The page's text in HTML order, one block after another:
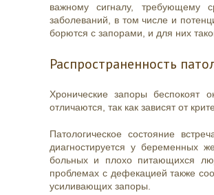
важному сигналу, требующему
заболеваний, в том числе и
борются с запорами, и для них
Распространенность
Хронические запоры беспокоят
отличаются, так как зависят от
Патологическое состояние
диагностируется у беременных
больных и плохо питающихся
проблемах с дефекацией также
усиливающих запоры.